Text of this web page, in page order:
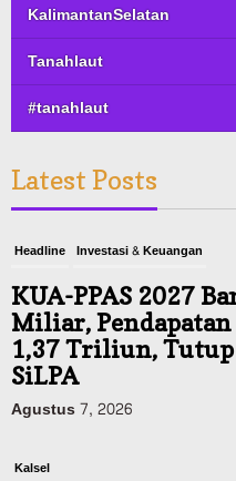
KalimantanSelatan
Tanahlaut
#tanahlaut
Latest Posts
Headline Investasi & Keuangan
KUA-PPAS 2027
Miliar,
1,37 Triliun,
SiLPA
Agustus 7, 2026
Kalsel